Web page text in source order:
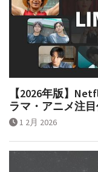
【2026年版】
ラマ・アニメ注
1 2月 2026